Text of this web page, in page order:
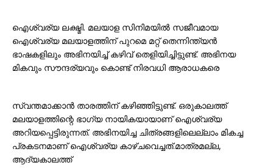
ഐശ്വര്യ ലക്ഷ്മി. മലയാള സിനിമയിൽ സജീവമായ
ഐശ്വര്യ മലയാളത്തിന് പുറമെ മറ്റ് തെന്നിന്ത്യൻ
ഭാഷകളിലും അഭിനയിച്ച് കഴിവ് തെളിയിച്ചിട്ടുണ്ട്. അഭിനയ
മികവും സൗന്ദര്യവും കൊണ്ട് നിരവധി ആരാധകരെ
സ്വന്തമാക്കാൻ താരത്തിന് കഴിഞ്ഞിട്ടുണ്ട്. ഒരുകാലത്ത്
മലയാളത്തിന്റെ ഭാഗ്യ നായികയായാണ് ഐശ്വര്യ
അറിയപ്പെട്ടിരുന്നത്. അഭിനയിച്ച ചിത്രങ്ങളിലെല്ലാം മികച്ച
പ്രകടനമാണ് ഐശ്വര്യ കാഴ്ചവെച്ചത്.മാത്രമല്ല,
ആദ്യകാലത്ത്